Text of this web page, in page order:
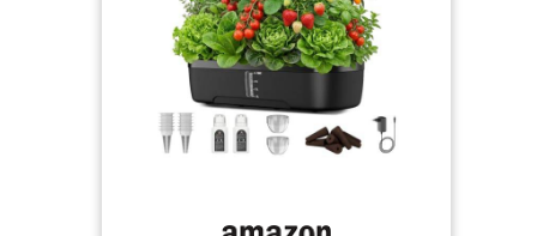
réservoir d'eau indépendant de 3 L peut soutenir
la croissance des plantes pendant 1 à 2 semaines
pendant la période de croissance. Kit de
germination facile à installer : 3 étapes en tout
pour configurer la machine de culture
hydroponique. Tous les facteurs nécessaires à la
croissance des plantes – un sol léger et simulé
sont inclus dans le système de culture
hydroponique. 2 modes de croissance : le kit de
plantes par tous les temps. Le mode légumes émet